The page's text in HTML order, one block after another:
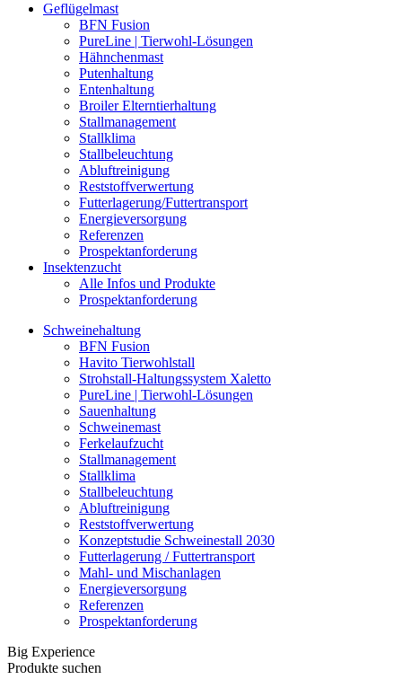
Geflügelmast
BFN Fusion
PureLine | Tierwohl-Lösungen
Hähnchenmast
Putenhaltung
Entenhaltung
Broiler Elterntierhaltung
Stallmanagement
Stallklima
Stallbeleuchtung
Abluftreinigung
Reststoffverwertung
Futterlagerung/Futtertransport
Energieversorgung
Referenzen
Prospektanforderung
Insektenzucht
Alle Infos und Produkte
Prospektanforderung
Schweinehaltung
BFN Fusion
Havito Tierwohlstall
Strohstall-Haltungssystem Xaletto
PureLine | Tierwohl-Lösungen
Sauenhaltung
Schweinemast
Ferkelaufzucht
Stallmanagement
Stallklima
Stallbeleuchtung
Abluftreinigung
Reststoffverwertung
Konzeptstudie Schweinestall 2030
Futterlagerung / Futtertransport
Mahl- und Mischanlagen
Energieversorgung
Referenzen
Prospektanforderung
Big Experience
Produkte suchen